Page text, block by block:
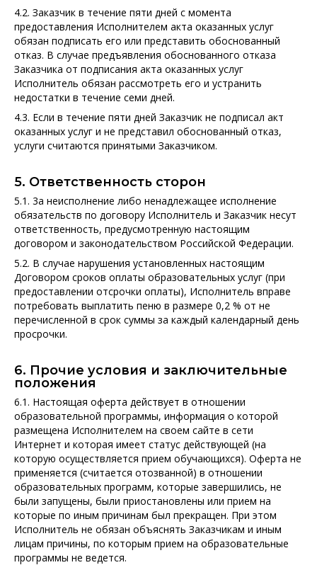
4.2. Заказчик в течение пяти дней с момента
предоставления Исполнителем акта оказанных услуг
обязан подписать его или представить обоснованный
отказ. В случае предъявления обоснованного отказа
Заказчика от подписания акта оказанных услуг
Исполнитель обязан рассмотреть его и устранить
недостатки в течение семи дней.
4.3. Если в течение пяти дней Заказчик не подписал акт
оказанных услуг и не представил обоснованный отказ,
услуги считаются принятыми Заказчиком.
5. Ответственность сторон
5.1. 3а неисполнение либо ненадлежащее исполнение
обязательств по договору Исполнитель и Заказчик несут
ответственность, предусмотренную настоящим
договором и законодательством Российской Федерации.
5.2. В случае нарушения установленных настоящим
Договором сроков оплаты образовательных услуг (при
предоставлении отсрочки оплаты), Исполнитель вправе
потребовать выплатить пеню в размере 0,2 % от не
перечисленной в срок суммы за каждый календарный день
просрочки.
6. Прочие условия и заключительные
положения
6.1. Настоящая оферта действует в отношении
образовательной программы, информация о которой
размещена Исполнителем на своем сайте в сети
Интернет и которая имеет статус действующей (на
которую осуществляется прием обучающихся). Оферта не
применяется (считается отозванной) в отношении
образовательных программ, которые завершились, не
были запущены, были приостановлены или прием на
которые по иным причинам был прекращен. При этом
Исполнитель не обязан объяснять Заказчикам и иным
лицам причины, по которым прием на образовательные
программы не ведется.